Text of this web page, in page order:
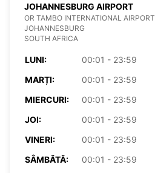
JOHANNESBURG AIRPORT
OR TAMBO INTERNATIONAL AIRPORT
JOHANNESBURG
SOUTH AFRICA
LUNI:
00:01 - 23:59
MARȚI:
00:01 - 23:59
MIERCURI:
00:01 - 23:59
JOI:
00:01 - 23:59
VINERI:
00:01 - 23:59
SÂMBĂTĂ:
00:01 - 23:59